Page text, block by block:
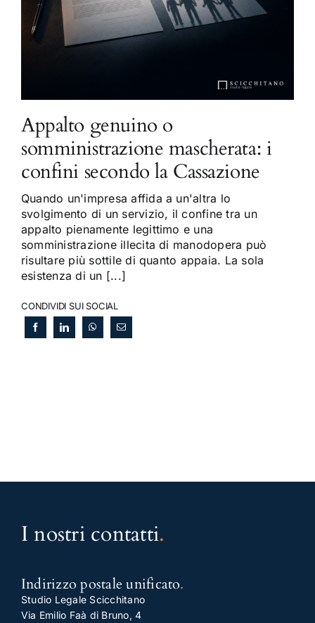
Appalto genuino o
somministrazione mascherata: i
confini secondo la Cassazione
Quando un'impresa affida a un'altra lo
svolgimento di un servizio, il confine tra un
appalto pienamente legittimo e una
somministrazione illecita di manodopera può
risultare più sottile di quanto appaia. La sola
esistenza di un [...]
CONDIVIDI SUI SOCIAL
I nostri contatti.
Indirizzo postale unificato.
Studio Legale Scicchitano
Via Emilio Faà di Bruno, 4